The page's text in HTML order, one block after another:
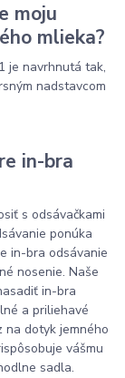
moju
mlieka?
je navrhnutá tak,
nadstavcom
in-bra
s odsávačkami
ponúka
in-bra odsávanie
nosenie. Naše
in-bra
a priliehavé
na dotyk jemného
vášmu
sadla.